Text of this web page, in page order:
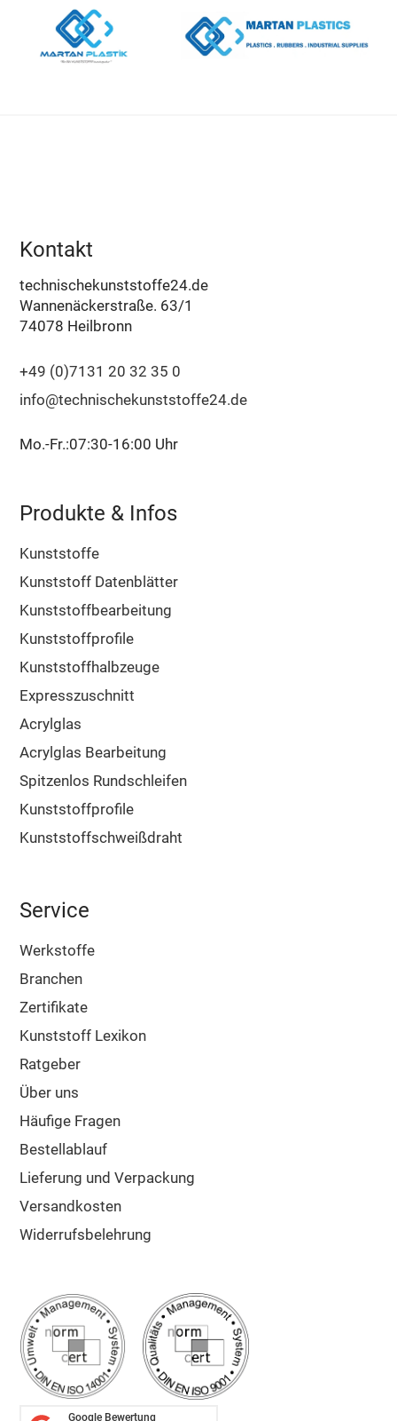
Kontakt
technischekunststoffe24.de
Wannenäckerstraße. 63/1
74078 Heilbronn
+49 (0)7131 20 32 35 0
info@technischekunststoffe24.de
Mo.-Fr.:07:30-16:00 Uhr
Produkte & Infos
Kunststoffe
Kunststoff Datenblätter
Kunststoffbearbeitung
Kunststoffprofile
Kunststoffhalbzeuge
Expresszuschnitt
Acrylglas
Acrylglas Bearbeitung
Spitzenlos Rundschleifen
Kunststoffprofile
Kunststoffschweißdraht
Service
Werkstoffe
Branchen
Zertifikate
Kunststoff Lexikon
Ratgeber
Über uns
Häufige Fragen
Bestellablauf
Lieferung und Verpackung
Versandkosten
Widerrufsbelehrung
Google Bewertung